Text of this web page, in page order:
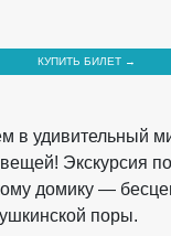
КУПИТЬ БИЛЕТ →
в удивительный
Экскурсия
домику —
поры.